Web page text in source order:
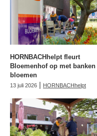
HORNBACHhelpt fleurt
Bloemenhof op met banken
bloemen
13 juli 2026 | HORNBACHhelpt